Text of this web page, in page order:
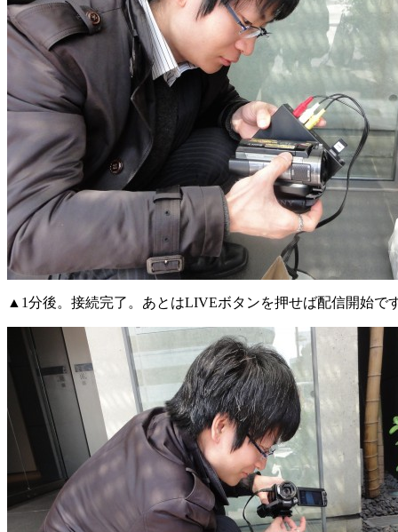
▲1分後。接続完了。あとはLIVEボタンを押せば配信開始で